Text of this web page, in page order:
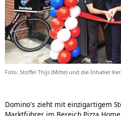
Foto: Stoffel Thijs (Mitte) und die Inhaber
Domino's zieht mit einzigartigem
Marktführer im Bereich Pizza